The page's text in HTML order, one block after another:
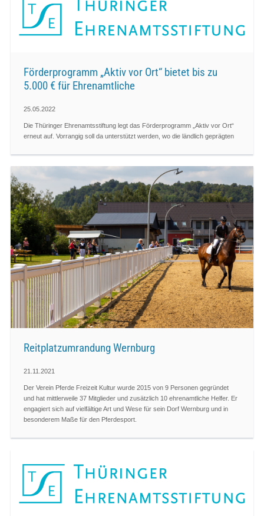
Förderprogramm „Aktiv vor Ort“ bietet bis zu
5.000 € für Ehrenamtliche
25.05.2022
Die Thüringer Ehrenamtsstiftung legt das Förderprogramm „Aktiv vor Ort“
erneut auf. Vorrangig soll da unterstützt werden, wo die ländlich geprägten
Reitplatzumrandung Wernburg
21.11.2021
Der Verein Pferde Freizeit Kultur wurde 2015 von 9 Personen gegründet
und hat mittlerweile 37 Mitglieder und zusätzlich 10 ehrenamtliche Helfer. Er
engagiert sich auf vielfältige Art und Wese für sein Dorf Wernburg und in
besonderem Maße für den Pferdesport.